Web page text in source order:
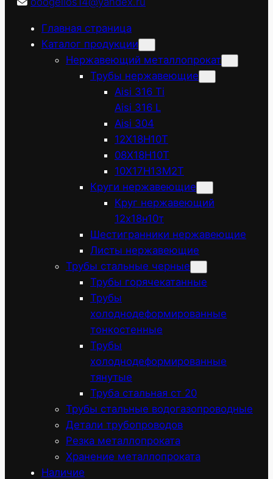
Главная страница
Каталог продукции
Нержавеющий металлопрокат
Трубы нержавеющие
Aisi 316 Ti
Aisi 316 L
Aisi 304
12Х18Н10Т
08Х18Н10Т
10Х17Н13М2Т
Круги нержавеющие
Круг нержавеющий
12х18н10т
Шестигранники нержавеющие
Листы нержавеющие
Трубы стальные черные
Трубы горячекатанные
Трубы
холоднодеформированные
тонкостенные
Трубы
холоднодеформированные
тянутые
Труба стальная ст 20
Трубы стальные водогазопроводные
Детали трубопроводов
Резка металлопроката
Хранение металлопроката
Наличие